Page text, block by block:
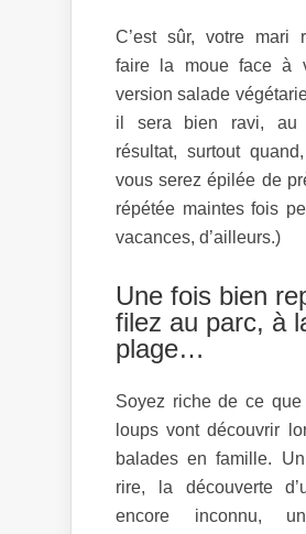
C’est sûr, votre mari
faire la moue face à
version salade
il sera bien ravi, au
résultat, surtout
vous serez épilée de
répétée maintes fois
vacances, d’ailleurs.)
Une fois bien
filez au parc, à
plage…
Soyez riche de ce que
loups vont découvrir
balades en famille.
rire, la découverte
encore inconnu,